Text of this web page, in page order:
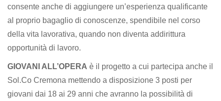
consente anche di aggiungere un’esperienza qualificante
al proprio bagaglio di conoscenze, spendibile nel corso
della vita lavorativa, quando non diventa addirittura
opportunità di lavoro.
GIOVANI ALL’OPERA è il progetto a cui partecipa anche il
Sol.Co Cremona mettendo a disposizione 3 posti per
giovani dai 18 ai 29 anni che avranno la possibilità di